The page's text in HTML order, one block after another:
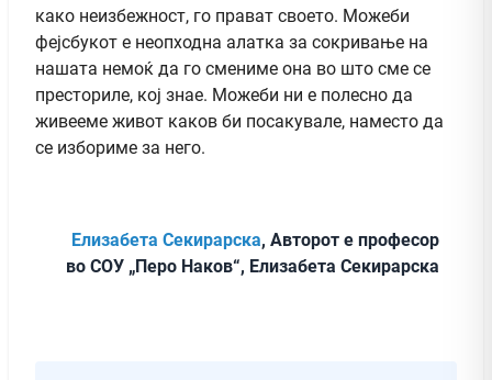
како неизбежност, го прават своето. Можеби
фејсбукот е неопходна алатка за сокривање на
нашата немоќ да го смениме она во што сме се
престориле, кој знае. Можеби ни е полесно да
живееме живот каков би посакувале, наместо да
се избориме за него.
Елизабета Секирарска, Авторот е професор
во СОУ „Перо Наков“, Елизабета Секирарска